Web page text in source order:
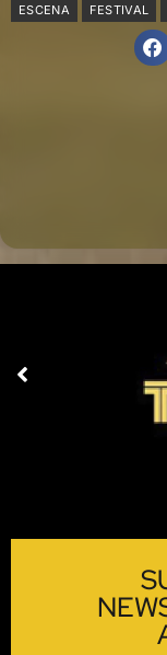
ESCENA
FESTIVAL